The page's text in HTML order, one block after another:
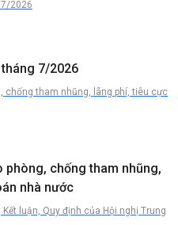
7/2026
phòng, chống tham nhũng,
nhà nước